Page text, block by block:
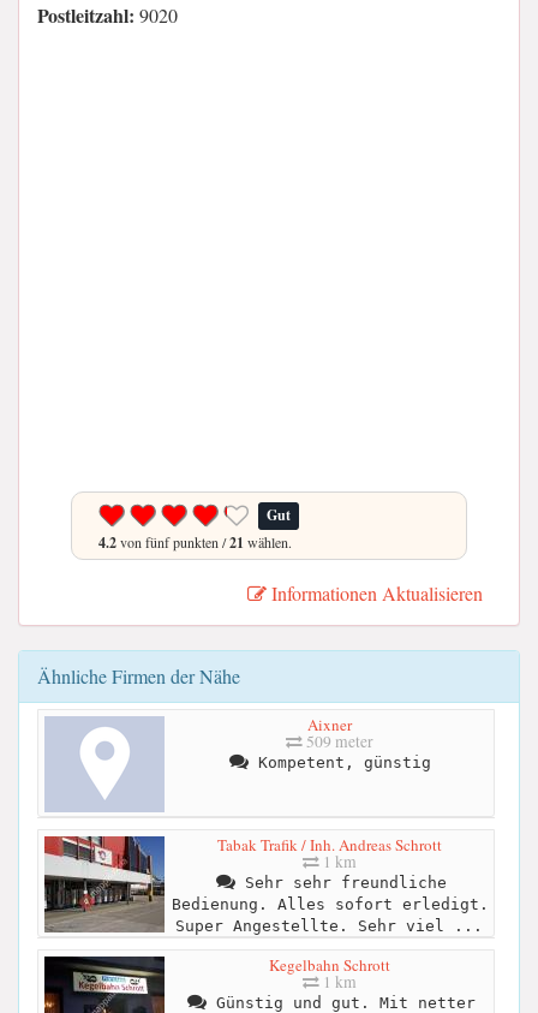
Postleitzahl: 9020
Gut
4.2von fünf punkten /21 wählen.
Informationen Aktualisieren
Ähnliche Firmen der Nähe
Aixner
509 meter
Kompetent, günstig
Tabak Trafik / Inh. Andreas Schrott
1 km
Sehr sehr freundliche
Bedienung. Alles sofort erledigt.
Super Angestellte. Sehr viel ...
Kegelbahn Schrott
1 km
Günstig und gut. Mit netter